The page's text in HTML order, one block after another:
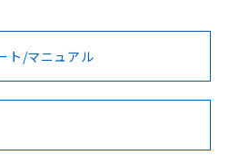
例
承認
ェー
BV型式承認
（フランス
KR型式
（韓国
No No
ト/マニュアル